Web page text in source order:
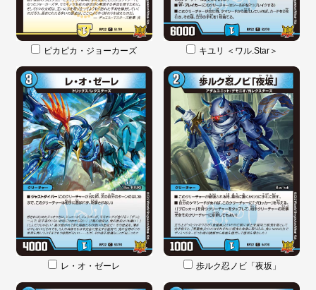
ピカピカ・ジョーカーズ キユリ ＜ワル.Star＞
レ・オ・ゼーレ 歩ルク忍ノビ「夜坂」